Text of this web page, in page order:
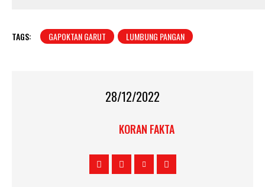
TAGS: GAPOKTAN GARUT LUMBUNG PANGAN
28/12/2022
KORAN FAKTA